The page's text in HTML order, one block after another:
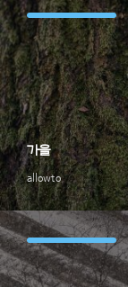
allowto
가을